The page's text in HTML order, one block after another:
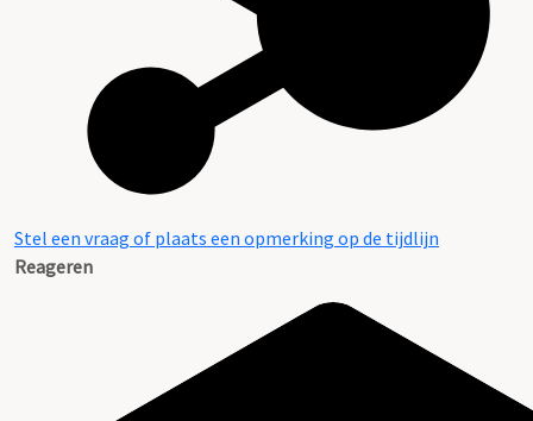
Stel een vraag of plaats een opmerking op de tijdlijn
Reageren